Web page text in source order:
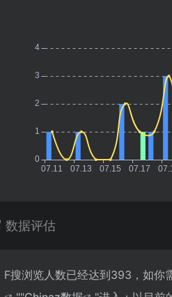
数据评估
F搜浏览人数已经达到393，如你